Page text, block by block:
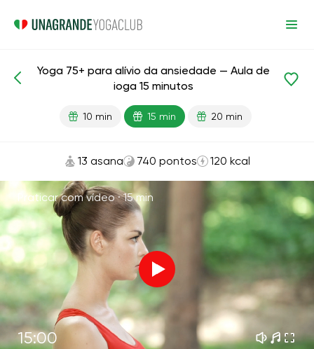
Idade
Yoga 75+ para alívio da ansiedade — Aula de
ioga 15 minutos
10 min 15 min 20 min
13 asana 740 pontos 120 kcal
Praticar com vídeo ·15 min
15:00